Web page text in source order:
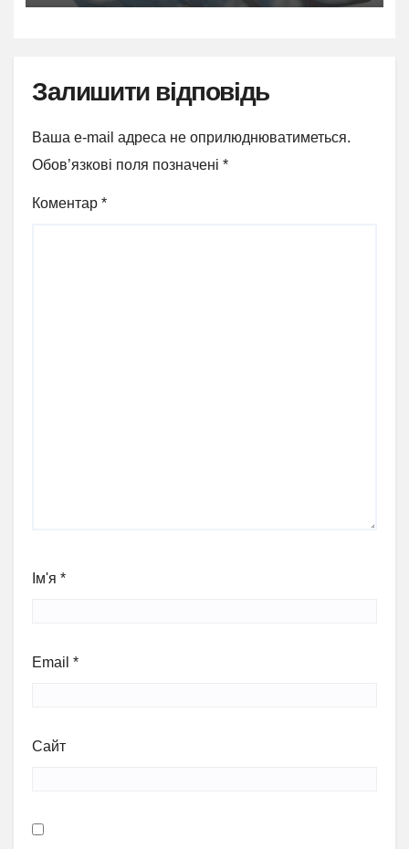
Залишити відповідь
Ваша e-mail адреса не оприлюднюватиметься.
Обов’язкові поля позначені *
Коментар *
Ім'я *
Email *
Сайт